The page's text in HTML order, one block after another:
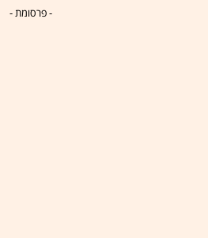
- פרסומת -